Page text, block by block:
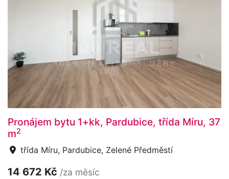
Pronájem bytu 1+kk, Pardubice, třída Míru, 37
m2
třída Míru, Pardubice, Zelené Předměstí
14 672 Kč /za měsíc